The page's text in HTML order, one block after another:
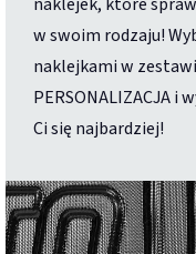
w swoim rodzaju!
naklejkami w
PERSONALIZACJA
Ci się najbardziej!